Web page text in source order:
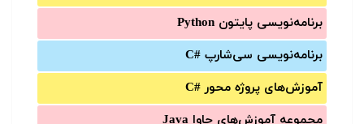
برنامه‌نویسی پایتون Python
برنامه‌‌نویسی سی‌شارپ C#‎
آموزش‌های پروژه محور #C
مجموعه آموزش‌های جاوا Java